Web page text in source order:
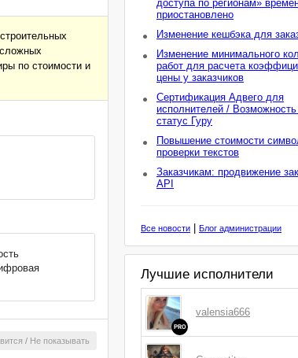
доступа по регионам»
приостановлено
Изменение кешбэка для
Изменение минимального
работ для расчета
цены у заказчиков
Сертификация Адвего для
исполнителей /
статус Гуру
Повышение стоимости
проверки текстов
Заказчикам: продвижение
API
Все новости Блог администрации
Лучшие исполнители
PRO
valensia666
по стоимости и
/ Не показывать